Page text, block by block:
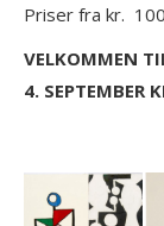
Priser fra kr.
VELKOMMEN
4. SEPTEMBER